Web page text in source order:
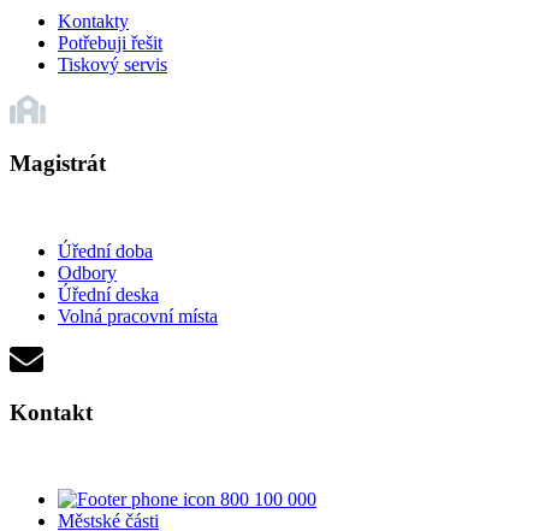
Kontakty
Potřebuji řešit
Tiskový servis
Magistrát
Úřední doba
Odbory
Úřední deska
Volná pracovní místa
Kontakt
800 100 000
Městské části